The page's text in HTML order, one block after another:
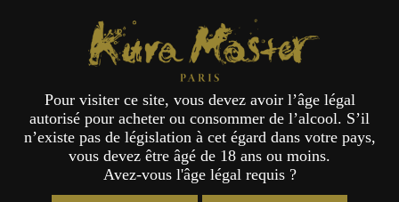
Jury
Kura Master Paris
Pour visiter ce site, vous devez avoir l’âge légal
autorisé pour acheter ou consommer de l’alcool. S’il
n’existe pas de législation à cet égard dans votre pays,
vous devez être âgé de 18 ans ou moins.
Avez-vous l'âge légal requis ?